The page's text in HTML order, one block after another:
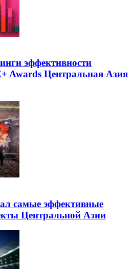
эффективности
Awards Центральная Азия
самые эффективные
Центральной Азии